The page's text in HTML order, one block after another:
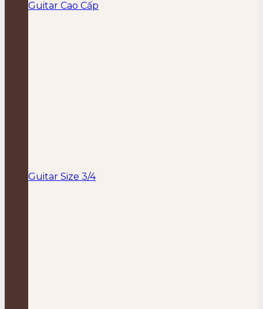
Guitar Cao Cấp
Guitar Size 3/4